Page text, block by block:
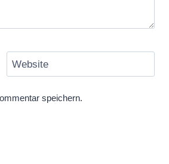
Website
speichern.